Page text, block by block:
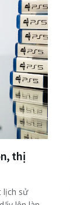
thị
lịch sử